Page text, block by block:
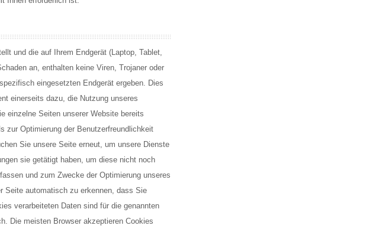
und die auf Ihrem Endgerät (Laptop, Tablet,
an, enthalten keine Viren, Trojaner oder
eingesetzten Endgerät ergeben. Dies
einerseits dazu, die Nutzung unseres
einzelne Seiten unserer Website bereits
zur Optimierung der Benutzerfreundlichkeit
Sie unsere Seite erneut, um unsere Dienste
sie getätigt haben, um diese nicht noch
und zum Zwecke der Optimierung unseres
Seite automatisch zu erkennen, dass Sie
verarbeiteten Daten sind für die genannten
Die meisten Browser akzeptieren Cookies